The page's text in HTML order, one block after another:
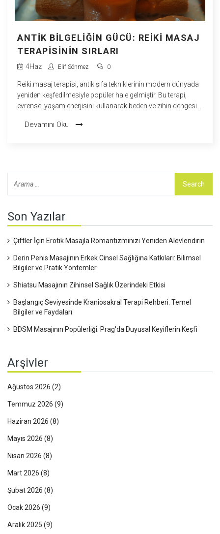
ANTIK BILGELIĞIN GÜCÜ: REIKI MASAJ
TERAPISININ SIRLARI
4Haz Elif Sönmez 0
Reiki masaj terapisi, antik şifa tekniklerinin modern dünyada
yeniden keşfedilmesiyle popüler hale gelmiştir. Bu terapi,
evrensel yaşam enerjisini kullanarak beden ve zihin dengesini
yöntemleri ve faydaları gibi konuları ele alacağız. Reiki,
Devamını Oku
Son Yazılar
Çiftler İçin Erotik Masajla Romantizminizi Yeniden Alevlendirin
Derin Penis Masajının Erkek Cinsel Sağlığına Katkıları: Bilimsel
Bilgiler ve Pratik Yöntemler
Shiatsu Masajının Zihinsel Sağlık Üzerindeki Etkisi
Başlangıç Seviyesinde Kraniosakral Terapi Rehberi: Temel
Bilgiler ve Faydaları
BDSM Masajının Popülerliği: Prag'da Duyusal Keyiflerin Keşfi
Arşivler
Ağustos 2026 (2)
Temmuz 2026 (9)
Haziran 2026 (8)
Mayıs 2026 (8)
Nisan 2026 (8)
Mart 2026 (8)
Şubat 2026 (8)
Ocak 2026 (9)
Aralık 2025 (9)